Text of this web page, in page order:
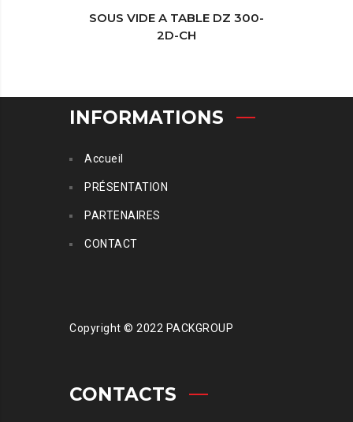
SOUS VIDE A TABLE DZ 300-
2D-CH
INFORMATIONS
Accueil
PRÉSENTATION
PARTENAIRES
CONTACT
Copyright © 2022 PACKGROUP
CONTACTS